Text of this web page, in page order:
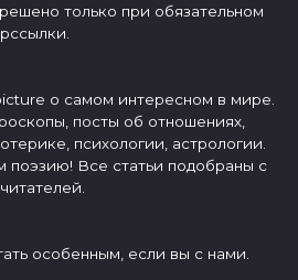
только при обязательном
о самом интересном в мире.
посты об отношениях,
психологии, астрологии.
Все статьи подобраны с
особенным, если вы с нами.